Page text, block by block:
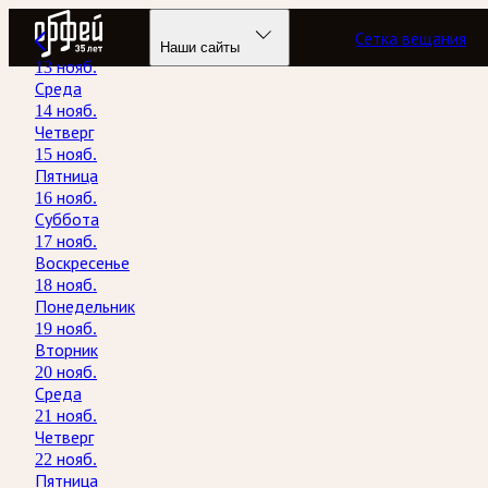
Радио Орфей
Наши сайты Сетка вещания
13 нояб.
Среда
14 нояб.
Четверг
15 нояб.
Пятница
16 нояб.
Суббота
17 нояб.
Воскресенье
18 нояб.
Понедельник
19 нояб.
Вторник
20 нояб.
Среда
21 нояб.
Четверг
22 нояб.
Пятница